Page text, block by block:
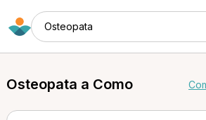
Osteopata
Osteopata a Como